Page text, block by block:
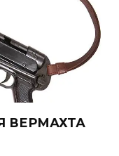
ВЕРМАХТА